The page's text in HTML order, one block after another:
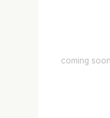
coming soon